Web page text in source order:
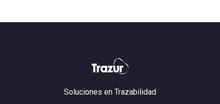
Soluciones en Trazabilidad